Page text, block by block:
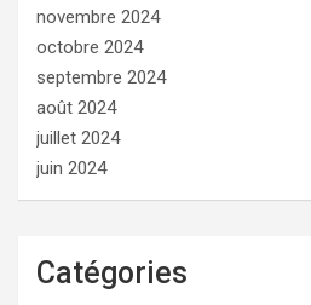
novembre 2024
octobre 2024
septembre 2024
août 2024
juillet 2024
juin 2024
Catégories